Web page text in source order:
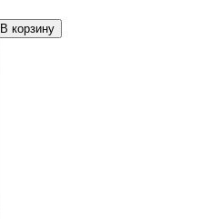
В корзину